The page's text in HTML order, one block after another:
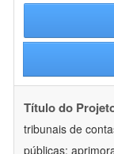
Título do
tribunais de
públicas: